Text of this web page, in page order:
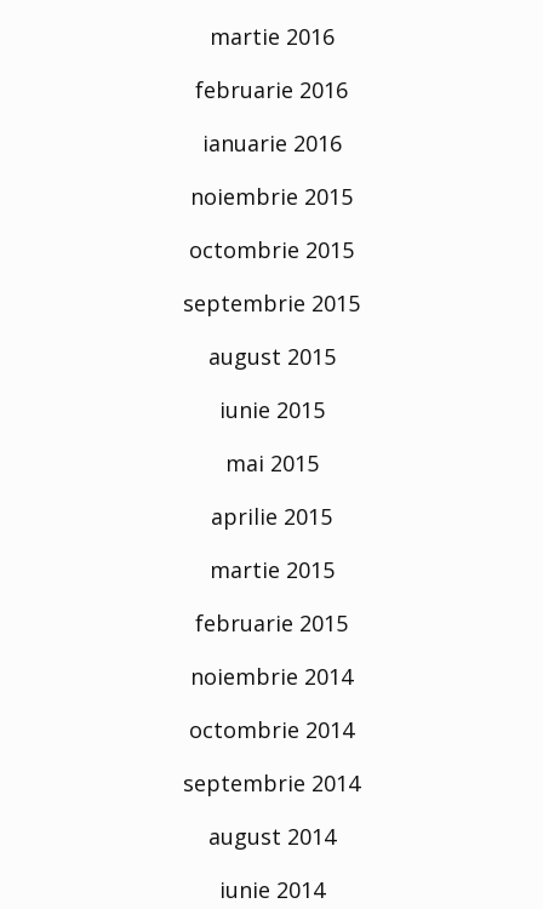
martie 2016
februarie 2016
ianuarie 2016
noiembrie 2015
octombrie 2015
septembrie 2015
august 2015
iunie 2015
mai 2015
aprilie 2015
martie 2015
februarie 2015
noiembrie 2014
octombrie 2014
septembrie 2014
august 2014
iunie 2014